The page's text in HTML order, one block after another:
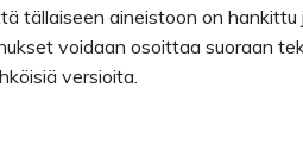
tällaiseen aineistoon on hankittu
voidaan osoittaa suoraan
versioita.